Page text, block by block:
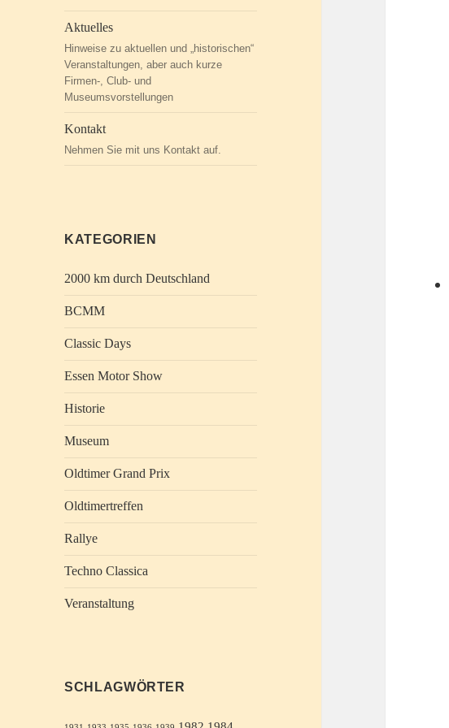
Aktuelles
Hinweise zu aktuellen und „historischen“
Veranstaltungen, aber auch kurze
Firmen-, Club- und
Museumsvorstellungen
Kontakt
Nehmen Sie mit uns Kontakt auf.
KATEGORIEN
2000 km durch Deutschland
BCMM
Classic Days
Essen Motor Show
Historie
Museum
Oldtimer Grand Prix
Oldtimertreffen
Rallye
Techno Classica
Veranstaltung
SCHLAGWÖRTER